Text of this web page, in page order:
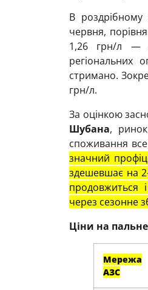
В роздрібному
червня,
1,26 грн/л —
регіональних
стримано.
грн/л.
За оцінкою
Шубана,
споживання
значний
здешевшає на
продовжиться
через сезонне
Ціни на
Мережа
АЗС